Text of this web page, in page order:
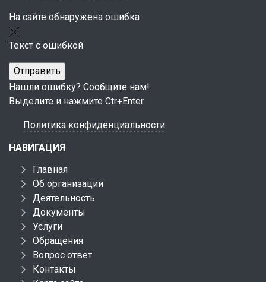
На сайте обнаружена ошибка
Текст с ошибкой
Нашли ошибку? Сообщите нам!
Выделите и нажмите Ctr+Enter
Политика конфиденциальности
НАВИГАЦИЯ
Главная
Об организации
Деятельность
Документы
Услуги
Обращения
Вопрос ответ
Контакты